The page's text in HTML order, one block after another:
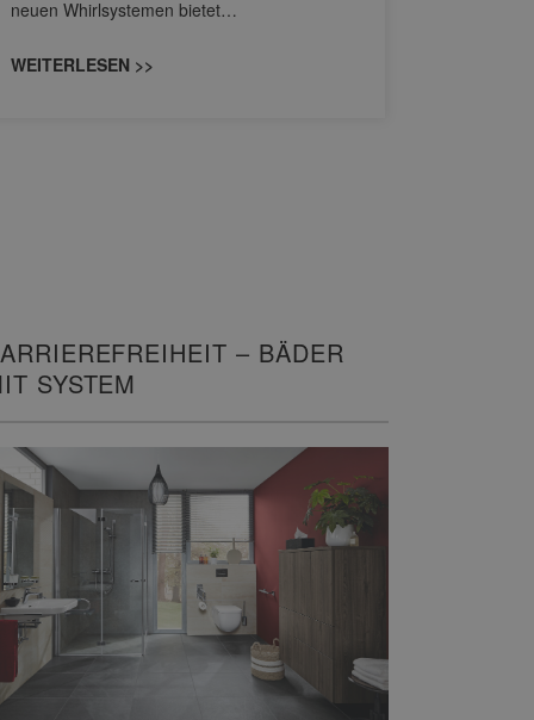
neuen Whirlsystemen bietet…
WEITERLESEN >>
– BÄDER
SYSTEM